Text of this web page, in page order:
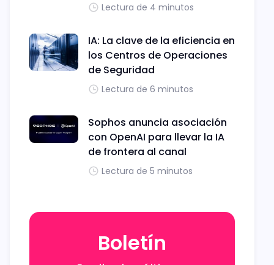
Lectura de 4 minutos
IA: La clave de la eficiencia en
los Centros de Operaciones
de Seguridad
Lectura de 6 minutos
Sophos anuncia asociación
con OpenAI para llevar la IA
de frontera al canal
Lectura de 5 minutos
Boletín